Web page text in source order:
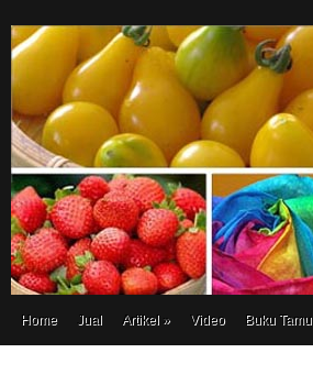
Home Jual Artikel » Video Buku Tamu